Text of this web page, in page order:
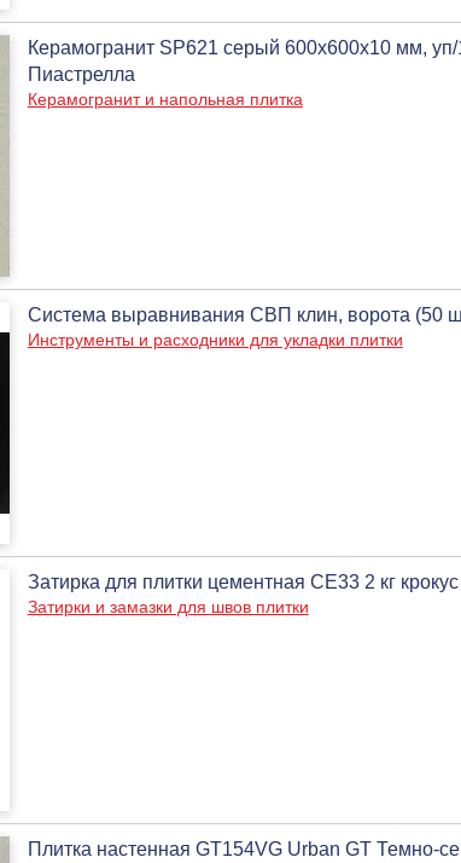
Керамогранит SP621 серый 600х600х10 мм,
Пиастрелла
Керамогранит и напольная плитка
Система выравнивания СВП клин, ворота (50
Инструменты и расходники для укладки плитки
Затирка для плитки цементная CE33 2 кг
Затирки и замазки для швов плитки
Плитка настенная GT154VG Urban GT Темно-